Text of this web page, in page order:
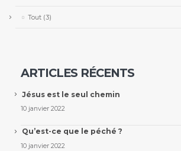
Tout(3)
ARTICLES RÉCENTS
Jésus est le seul chemin
10 janvier 2022
Qu’est-ce que le péché ?
10 janvier 2022